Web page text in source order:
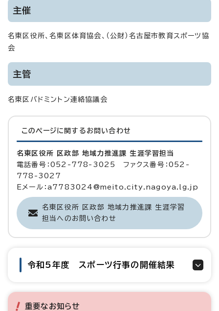
主催
名東区役所、名東区体育協会、（公財）名古屋市教育スポーツ協
会
主管
名東区バドミントン連絡協議会
このページに関する お問い合わせ
名東区役所 区政部 地域力推進課 生涯学習担当
電話番号：052-778-3025 ファクス番号：052-
778-3027
Eメール：a7783024@meito.city.nagoya.lg.jp
名東区役所 区政部 地域力推進課 生涯学習
担当へのお問い合わせ
令和5年度 スポーツ行事の開催結果
重要なお知らせ